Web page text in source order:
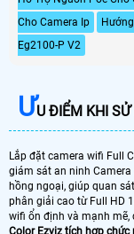
Cho Camera Ip
Eg2100-P V2
ƯU ĐIỂM KHI SỬ
Lắp đặt camera wifi Full
giám sát an ninh
hồng ngoại, giúp quan
phân giải cao từ Full HD
wifi ổn định và mạnh
Color Ezviz tích hợp